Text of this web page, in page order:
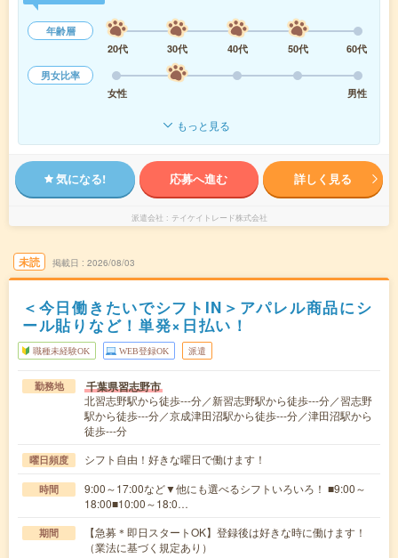
年齢層
20代
30代 40代 50代
60代
男女比率
女性
男性
もっと見る
気になる! 応募へ進む 詳しく見る
派遣会社 テイケイトレード株式会社
未読 掲載日 2026/08/03
＜今日働きたいでシフトIN＞アパレル商品にシ
ール貼りなど！単発×日払い！
職種未経験OK WEB登録OK 派遣
勤務地 千葉県習志野市
北習志野駅から徒歩---分／新習志野駅から徒歩---分／習志野
駅から徒歩---分／京成津田沼駅から徒歩---分／津田沼駅から
徒歩---分
曜日頻度 シフト自由！好きな曜日で働けます！
時間
9:00～17:00など▼他にも選べるシフトいろいろ！ ■9:00～
18:00■10:00～18:0…
期間
【急募＊即日スタートOK】登録後は好きな時に働けます！
（業法に基づく規定あり）